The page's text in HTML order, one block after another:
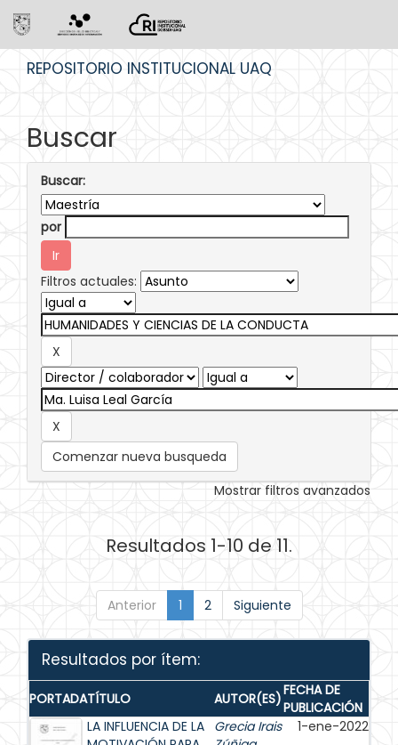
REPOSITORIO INSTITUCIONAL UAQ
Buscar
Buscar:
por
Filtros actuales:
Comenzar nueva busqueda
Mostrar filtros avanzados
Resultados 1-10 de 11.
Anterior 1 2 Siguiente
Resultados por ítem:
PORTADATÍTULO AUTOR(ES)FECHA DE
PUBLICACIÓN
LA INFLUENCIA DE LA Grecia Irais
1-ene-2022